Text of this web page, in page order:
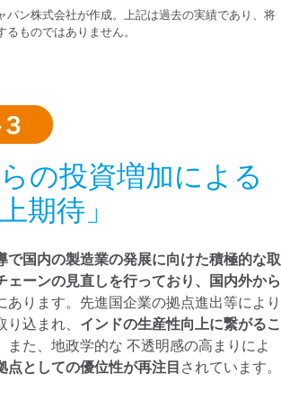
パン株式会社が作成。上記は過去の実績であり、将
ものではありません。
の投資増加による
期待」
で国内の製造業の発展に向けた積極的な取
ェーンの見直しを行っており、国内外から
あります。先進国企業の拠点進出等により
込まれ、 インドの生産性向上に繋がるこ
また、地政学的な 不透明感の高まりによ
点としての優位性が再注目されています。